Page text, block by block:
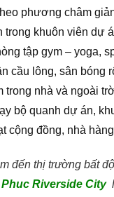
phương châm
trong khuôn viên dự
tập gym – yoga,
cầu lông, sân bóng
trong nhà và ngoài
bộ quanh dự án,
cộng đồng, nhà
đến thị trường bất
Phuc Riverside City